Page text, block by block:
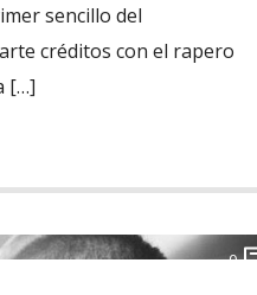
sencillo del
créditos con el rapero
[…]
0